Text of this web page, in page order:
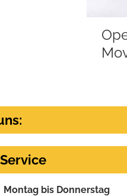
Service
Montag bis Donnerstag